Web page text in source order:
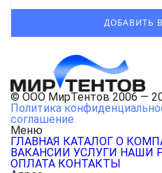
© ООО МирТентов 2006 —
Политика
соглашение
Меню
ГЛАВНАЯ КАТАЛОГ О
ВАКАНСИИ УСЛУГИ НАШИ
ОПЛАТА КОНТАКТЫ